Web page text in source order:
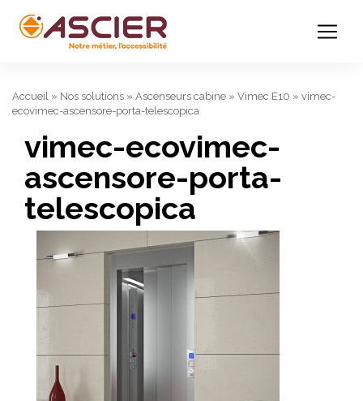
Accueil » Nos solutions » Ascenseurs cabine » Vimec E10 » vimec-
ecovimec-ascensore-porta-telescopica
vimec-ecovimec-
ascensore-porta-
telescopica